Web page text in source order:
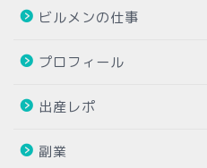
ビルメンの仕事
プロフィール
出産レポ
副業